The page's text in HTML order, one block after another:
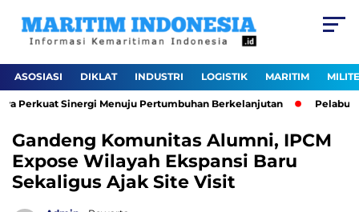
ASOSIASI DIKLAT INDUSTRI LOGISTIK MARITIM
Perkuat Sinergi Menuju Pertumbuhan Berkelanjutan Pelabuhan
Gandeng Komunitas Alumni, IPCM
Expose Wilayah Ekspansi Baru
Sekaligus Ajak Site Visit